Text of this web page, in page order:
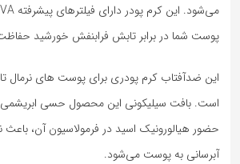
پوست شما در برابر تابش فرابنفش خورشید
این ضدآفتاب کرم پودری برای پوست های نرمال
است. بافت سیلیکونی این محصول حسی
حضور هیالورونیک اسید در فرمولاسیون آن،
آبرسانی به پوست می‌شود.